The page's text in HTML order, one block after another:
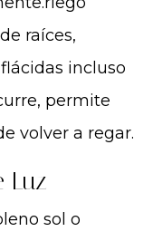
raíces,
incluso
permite
volver a regar.
Luz
sol o